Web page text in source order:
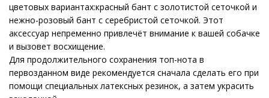
цветовых вариантах:красный бант с золотистой сеточкой и
нежно-розовый бант с серебристой сеточкой. Этот
аксессуар непременно привлечёт внимание к вашей собачке
и вызовет восхищение.
Для продолжительного сохранения топ-нота в
первозданном виде рекомендуется сначала сделать его при
помощи специальных латексных резинок, а затем украсить